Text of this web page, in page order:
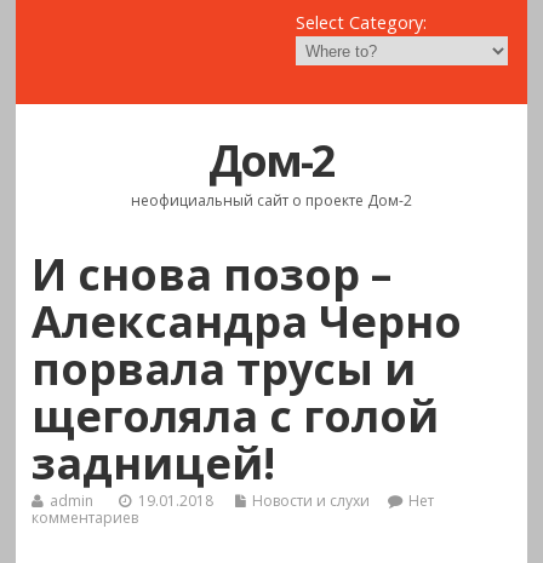
Select Category:
Дом-2
неофициальный сайт о проекте Дом-2
И снова позор –
Александра Черно
порвала трусы и
щеголяла с голой
задницей!
admin 19.01.2018 Новости и слухи
Нет
комментариев